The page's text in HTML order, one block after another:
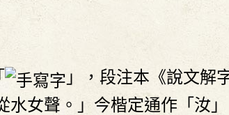
」，段注本《說文解
水女聲。」今楷定通作「汝